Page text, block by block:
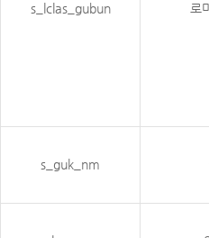
s_lclas_gubun 로
s_guk_nm